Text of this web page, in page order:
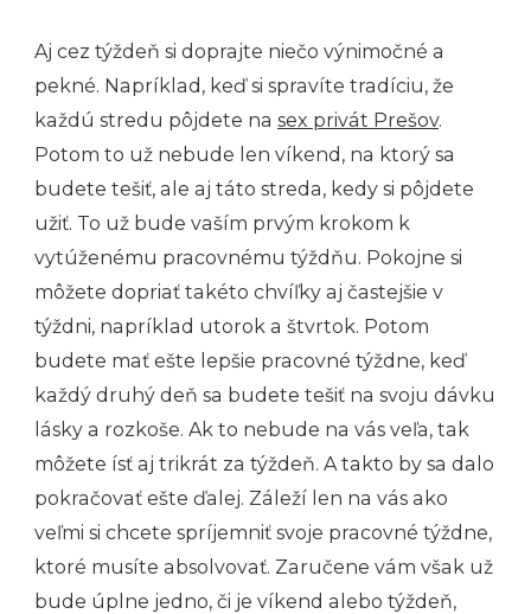
Aj cez týždeň si doprajte niečo výnimočné a
pekné. Napríklad, keď si spravíte tradíciu, že
každú stredu pôjdete na sex privát Prešov.
Potom to už nebude len víkend, na ktorý sa
budete tešiť, ale aj táto streda, kedy si pôjdete
užiť. To už bude vaším prvým krokom k
vytúženému pracovnému týždňu. Pokojne si
môžete dopriať takéto chvíľky aj častejšie v
týždni, napríklad utorok a štvrtok. Potom
budete mať ešte lepšie pracovné týždne, keď
každý druhý deň sa budete tešiť na svoju dávku
lásky a rozkoše. Ak to nebude na vás veľa, tak
môžete ísť aj trikrát za týždeň. A takto by sa dalo
pokračovať ešte ďalej. Záleží len na vás ako
veľmi si chcete spríjemniť svoje pracovné týždne,
ktoré musíte absolvovať. Zaručene vám však už
bude úplne jedno, či je víkend alebo týždeň,